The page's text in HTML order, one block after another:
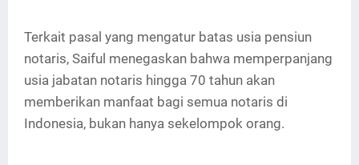
Terkait pasal yang mengatur batas usia pensiun
notaris, Saiful menegaskan bahwa memperpanjang
usia jabatan notaris hingga 70 tahun akan
memberikan manfaat bagi semua notaris di
Indonesia, bukan hanya sekelompok orang.